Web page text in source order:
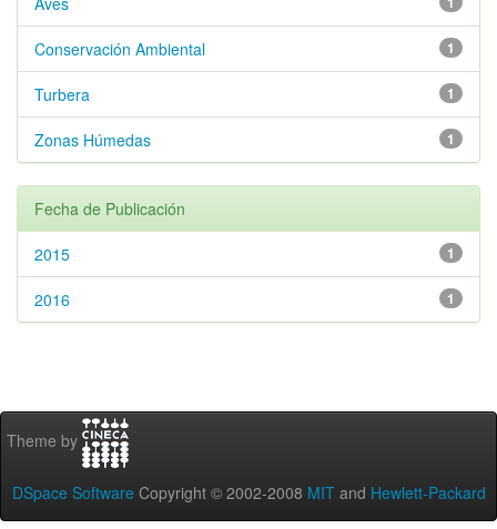
1
Conservación Ambiental
1
Turbera
1
Zonas Húmedas
Fecha de Publicación
1
2015
1
2016
Theme by
DSpace Software Copyright © 2002-2008 MIT and Hewlett-Packard